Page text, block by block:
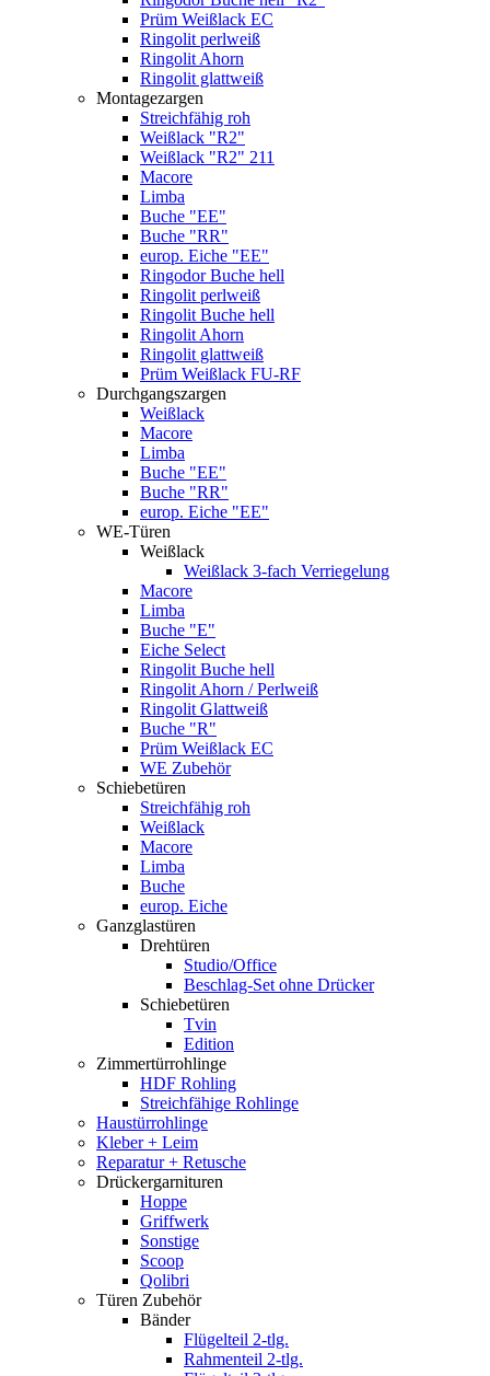
Prüm Weißlack EC
Ringolit perlweiß
Ringolit Ahorn
Ringolit glattweiß
Montagezargen
Streichfähig roh
Weißlack "R2"
Weißlack "R2" 211
Macore
Limba
Buche "EE"
Buche "RR"
europ. Eiche "EE"
Ringodor Buche hell
Ringolit perlweiß
Ringolit Buche hell
Ringolit Ahorn
Ringolit glattweiß
Prüm Weißlack FU-RF
Durchgangszargen
Weißlack
Macore
Limba
Buche "EE"
Buche "RR"
europ. Eiche "EE"
WE-Türen
Weißlack
Weißlack 3-fach Verriegelung
Macore
Limba
Buche "E"
Eiche Select
Ringolit Buche hell
Ringolit Ahorn / Perlweiß
Ringolit Glattweiß
Buche "R"
Prüm Weißlack EC
WE Zubehör
Schiebetüren
Streichfähig roh
Weißlack
Macore
Limba
Buche
europ. Eiche
Ganzglastüren
Drehtüren
Studio/Office
Beschlag-Set ohne Drücker
Schiebetüren
Tvin
Edition
Zimmertürrohlinge
HDF Rohling
Streichfähige Rohlinge
Haustürrohlinge
Kleber + Leim
Reparatur + Retusche
Drückergarnituren
Hoppe
Griffwerk
Sonstige
Scoop
Qolibri
Türen Zubehör
Bänder
Flügelteil 2-tlg.
Rahmenteil 2-tlg.